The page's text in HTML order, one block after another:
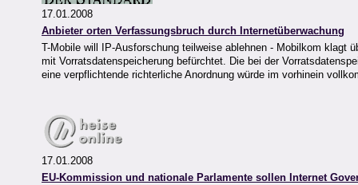
17.01.2008
Anbieter orten Verfassungsbruch durch Internetüberwachung
T-Mobile will IP-Ausforschung teilweise ablehnen - Mobilkom klagt
mit Vorratsdatenspeicherung befürchtet. Die bei der
eine verpflichtende richterliche Anordnung würde im vorhinein
17.01.2008
EU-Kommission und nationale Parlamente sollen Internet